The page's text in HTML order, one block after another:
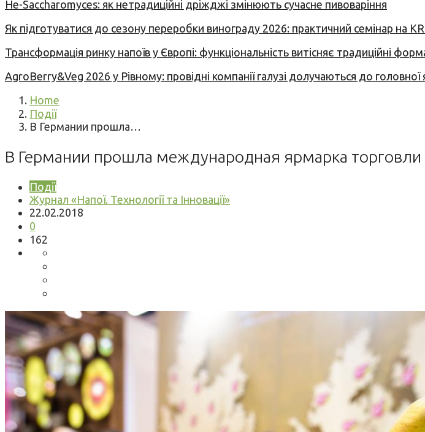
Не-Saccharomyces: як нетрадиційні дріжджі змінюють сучасне пивоваріння
Як підготуватися до сезону переробки винограду 2026: практичний семінар на
Трансформація ринку напоїв у Європі: функціональність витісняє традиційні
AgroBerry&Veg 2026 у Рівному: провідні компанії галузі долучаються до головної
Home
Події
В Германии прошла…
В Германии прошла международная ярмарка торговли
Події
Журнал «Напої. Технології та Інновації»
22.02.2018
0
162